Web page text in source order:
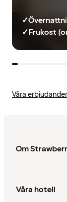
✓
✓Frukost
Våra
Om
Våra hotell